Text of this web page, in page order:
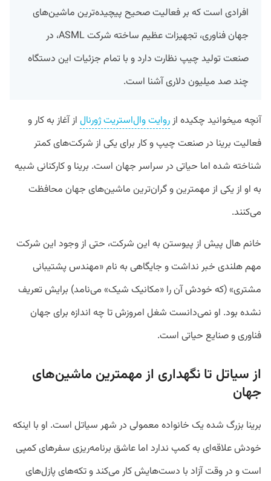
افرادی است که بر فعالیت صحیح پیچیده‌ترین ماشین‌های
جهان فناوری، تجهیزات عظیم ساخته شرکت ASML،‌ در
صنعت تولید چیپ نظارت دارد و با تمام جزئیات این دستگاه
چند صد میلیون دلاری آشنا است.
آنچه میخوانید چکیده ازروایت وال‌استریت ژورنال از آغاز به کار و
فعالیت برینا در صنعت چیپ و کار برای یکی از شرکت‌های کمتر
شناخته شده اما حیاتی در سراسر جهان است. برینا و کارکنانی شبیه
به او از یکی از مهمترین و گران‌ترین ماشین‌های جهان محافظت
می‌کنند.
خانم هال پیش از پیوستن به این شرکت، حتی از وجود این شرکت
مهم هلندی خبر نداشت و جایگاهی به نام «مهندس پشتیبانی
مشتری» (که خودش آن را «مکانیک شیک» می‌نامد) برایش تعریف
نشده بود. او نمی‌دانست شغل امروزش تا چه اندازه برای جهان
فناوری و صنایع حیاتی است.
از سیاتل تا نگهداری از مهمترین ماشین‌های
جهان
برینا بزرگ شده یک خانواده معمولی در شهر سیاتل است. او با اینکه
خودش علاقه‌ای به کمپ ندارد اما عاشق برنامه‌ریزی سفر‌های کمپی
است و در وقت آزاد با دست‌هایش کار می‌کند و تکه‌های پازل‌های